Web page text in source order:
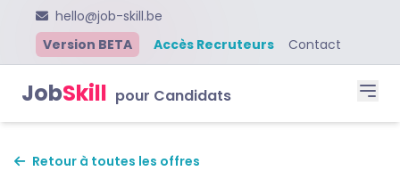
hello@job-skill.be
Version BETA
Accès Recruteurs Contact
JobSkill pour Candidats
Retour à toutes les offres